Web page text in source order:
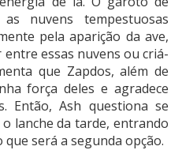
nuvens tempestuosas
pela aparição da ave,
essas nuvens ou criá-
que Zapdos, além de
força deles e agradece
Então, Ash questiona se
lanche da tarde, entrando
será a segunda opção.